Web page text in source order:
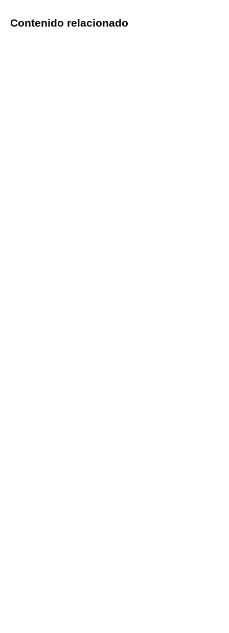
Contenido relacionado